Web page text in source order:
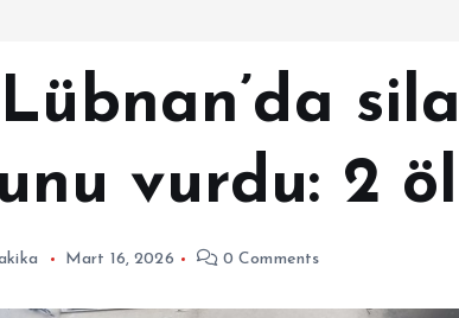
vurdu: 2
Mart 16, 2026 0 Comments